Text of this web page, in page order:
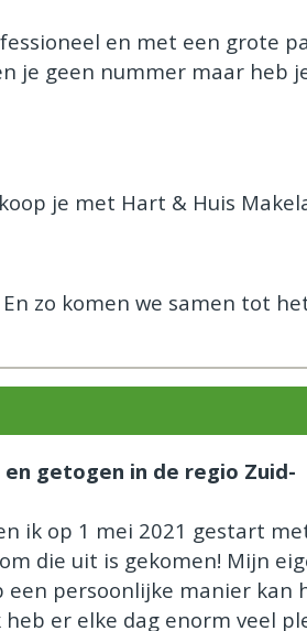
en met een grote
je geen nummer maar heb
je met Hart & Huis
zo komen we samen tot
getogen in de regio Zuid-
ik op 1 mei 2021 gestart
die uit is gekomen! Mijn
persoonlijke manier kan
er elke dag enorm veel